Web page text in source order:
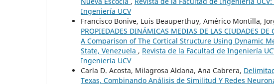
Ingeniería UCV
Francisco Bonive, Luis Beauperthuy, Américo Montilla,
PROPIEDADES DINÁMICAS MEDIAS DE LAS CIUDADES
A Comparison of The Cortical Structure Using Dynamic
State, Venezuela , Revista de la Facultad de Ingeniería
Ingeniería UCV
Carla D. Acosta, Milagrosa Aldana, Ana Cabrera,
Texas, Combinando Análisis de Similitud Y Redes